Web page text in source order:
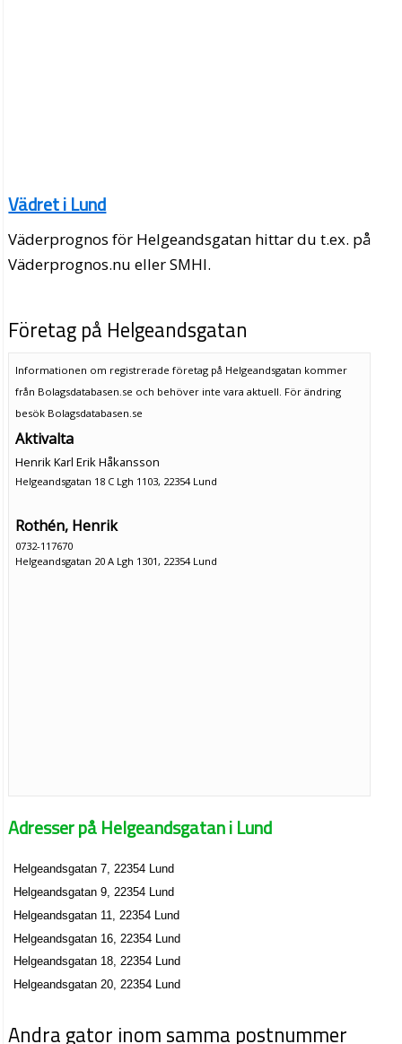
Vädret i Lund
Väderprognos för Helgeandsgatan hittar du t.ex. på
Väderprognos.nu eller SMHI.
Företag på Helgeandsgatan
Informationen om registrerade företag på Helgeandsgatan kommer
från Bolagsdatabasen.se och behöver inte vara aktuell. För ändring
besök Bolagsdatabasen.se
Aktivalta
Henrik Karl Erik Håkansson
Helgeandsgatan 18 C Lgh 1103, 22354 Lund
Rothén, Henrik
0732-117670
Helgeandsgatan 20 A Lgh 1301, 22354 Lund
Adresser på Helgeandsgatan i Lund
Helgeandsgatan 7, 22354 Lund
Helgeandsgatan 9, 22354 Lund
Helgeandsgatan 11, 22354 Lund
Helgeandsgatan 16, 22354 Lund
Helgeandsgatan 18, 22354 Lund
Helgeandsgatan 20, 22354 Lund
Andra gator inom samma postnummer